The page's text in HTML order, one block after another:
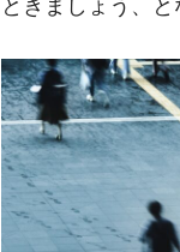
ときましょう、と